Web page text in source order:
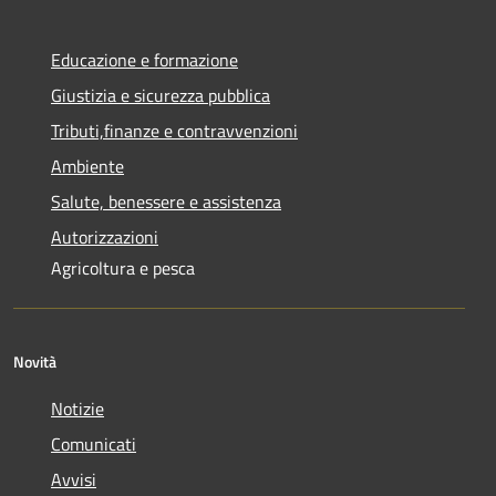
Educazione e formazione
Giustizia e sicurezza pubblica
Tributi,finanze e contravvenzioni
Ambiente
Salute, benessere e assistenza
Autorizzazioni
Agricoltura e pesca
Novità
Notizie
Comunicati
Avvisi